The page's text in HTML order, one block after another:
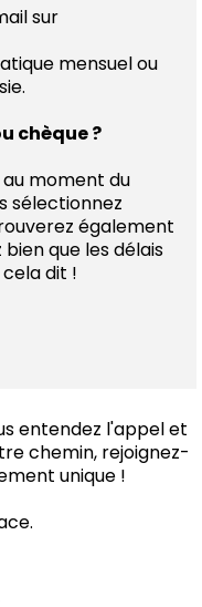
sur
mensuel ou
chèque ?
au moment du
sélectionnez
également
bien que les délais
dit !
entendez l'appel et
chemin, rejoignez-
unique !